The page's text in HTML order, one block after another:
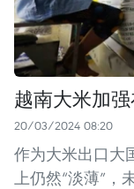
越南大米加
20/03/2024 08:20
作为大米出口大
上仍然“淡薄”，